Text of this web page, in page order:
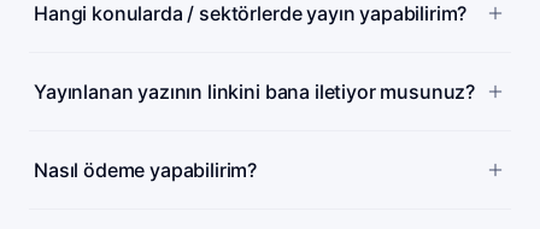
Hangi konularda / sektörlerde yayın yapabilirim?
Yayınlanan yazının linkini bana iletiyor musunuz?
Nasıl ödeme yapabilirim?